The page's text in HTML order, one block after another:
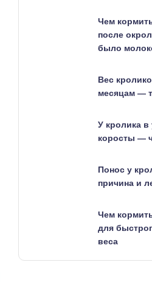
Чем
после
было
Вес
месяцам —
У кролика в
коросты —
Понос у
причина и
Чем
для
веса